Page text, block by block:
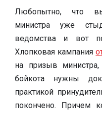
Любопытно, что
министра уже
ведомства и вот
Хлопковая кампания
на призыв
бойкота нужны
практикой
покончено. Причем